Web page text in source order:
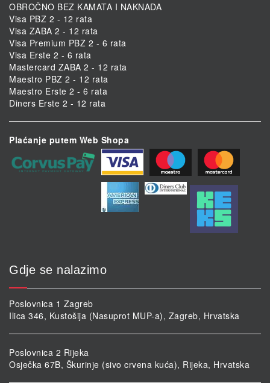
OBROČNO BEZ KAMATA I NAKNADA
Visa PBZ 2 - 12 rata
Visa ZABA 2 - 12 rata
Visa Premium PBZ 2 - 6 rata
Visa Erste 2 - 6 rata
Mastercard ZABA 2 - 12 rata
Maestro PBZ 2 - 12 rata
Maestro Erste 2 - 6 rata
Diners Erste 2 - 12 rata
Plaćanje putem Web Shopa
Gdje se nalazimo
Poslovnica 1 Zagreb
Ilica 346, Kustošija (Nasuprot MUP-a), Zagreb, Hrvatska
Poslovnica 2 Rijeka
Osječka 67B, Škurinje (sivo crvena kuća), Rijeka, Hrvatska